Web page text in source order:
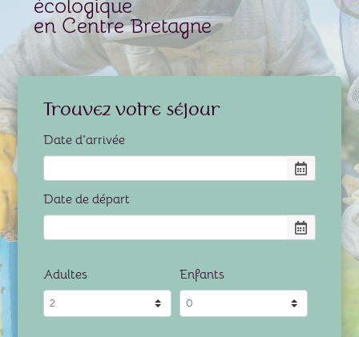
écologique
en Centre Bretagne
Trouvez votre séjour
Date d'arrivée
Date de départ
Adultes Enfants